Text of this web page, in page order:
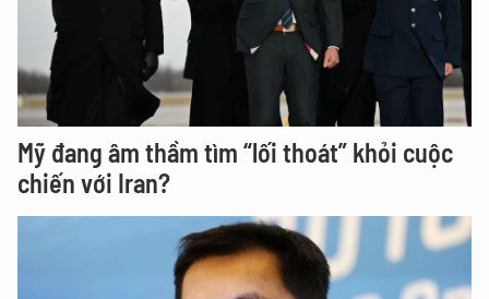
Mỹ đang âm thầm tìm “lối thoát” khỏi cuộc
chiến với Iran?